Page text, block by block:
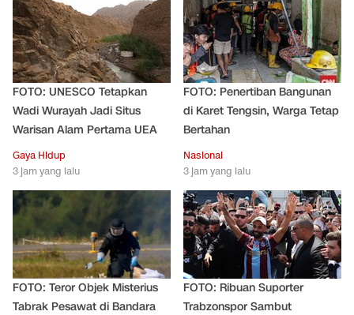
FOTO: UNESCO Tetapkan
Wadi Wurayah Jadi Situs
Warisan Alam Pertama UEA
Gaya Hidup
3 jam yang lalu
FOTO: Penertiban Bangunan
di Karet Tengsin, Warga Tetap
Bertahan
Nasional
3 jam yang lalu
FOTO: Teror Objek Misterius
Tabrak Pesawat di Bandara
FOTO: Ribuan Suporter
Trabzonspor Sambut